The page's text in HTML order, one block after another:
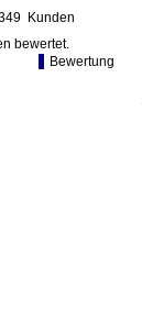
Kunden
bewertet.
Bewertung